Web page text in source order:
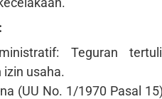
Teguran
izin usaha.
(UU No. 1/1970 Pasal